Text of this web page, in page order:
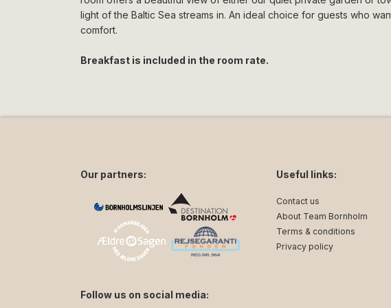
light of the Baltic Sea streams in. An ideal choice for guests who
comfort.
Breakfast is included in the room rate.
Our partners:
Follow us on social media:
Useful links:
Contact us
About Team Bornholm
Terms & conditions
Privacy policy